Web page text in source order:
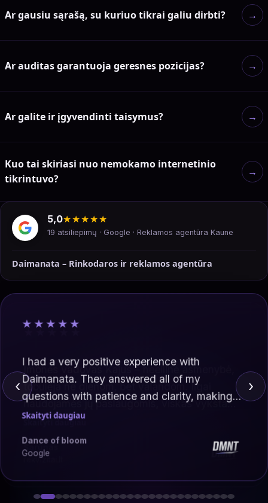
Ar gausiu sąrašą, su kuriuo tikrai galiu dirbti? →
Ar auditas garantuoja geresnes pozicijas? →
Ar galite ir įgyvendinti taisymus? →
Kuo tai skiriasi nuo nemokamo internetinio
tikrintuvo?
→
5,0★★★★★
19 atsiliepimų · Google · Reklamos agentūra Kaune
Daimanata – Rinkodaros ir reklamos agentūra
‹
★★★★★
I had a very positive experience with
Daimanata. They answered all of my
questions with patience and clarity, making
sure I fully understood every step of the
Skaityti daugiau
Dance of bloom
Google
›